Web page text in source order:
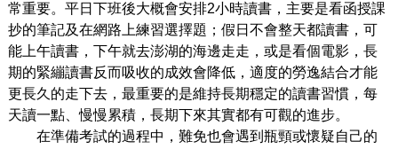
常重要。平日下班後大概會安排2小時讀書，主要是看函授課
抄的筆記及在網路上練習選擇題；假日不會整天都讀書，可
能上午讀書，下午就去澎湖的海邊走走，或是看個電影，長
期的緊繃讀書反而吸收的成效會降低，適度的勞逸結合才能
更長久的走下去，最重要的是維持長期穩定的讀書習慣，每
天讀一點、慢慢累積，長期下來其實都有可觀的進步。
在準備考試的過程中，難免也會遇到瓶頸或懷疑自己的